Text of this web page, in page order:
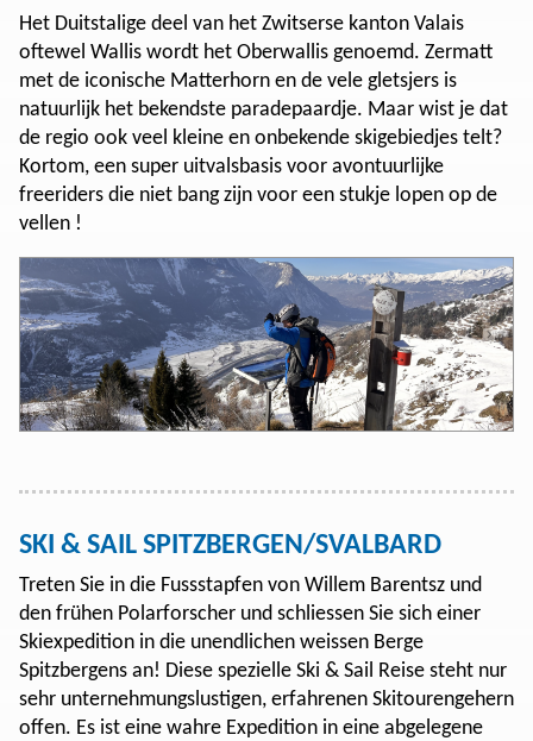
Het Duitstalige deel van het Zwitserse kanton Valais
oftewel Wallis wordt het Oberwallis genoemd. Zermatt
met de iconische Matterhorn en de vele gletsjers is
natuurlijk het bekendste paradepaardje. Maar wist je dat
de regio ook veel kleine en onbekende skigebiedjes telt?
Kortom, een super uitvalsbasis voor avontuurlijke
freeriders die niet bang zijn voor een stukje lopen op de
vellen !
SKI & SAIL SPITZBERGEN/SVALBARD
Treten Sie in die Fussstapfen von Willem Barentsz und
den frühen Polarforscher und schliessen Sie sich einer
Skiexpedition in die unendlichen weissen Berge
Spitzbergens an! Diese spezielle Ski & Sail Reise steht nur
sehr unternehmungslustigen, erfahrenen Skitourengehern
offen. Es ist eine wahre Expedition in eine abgelegene